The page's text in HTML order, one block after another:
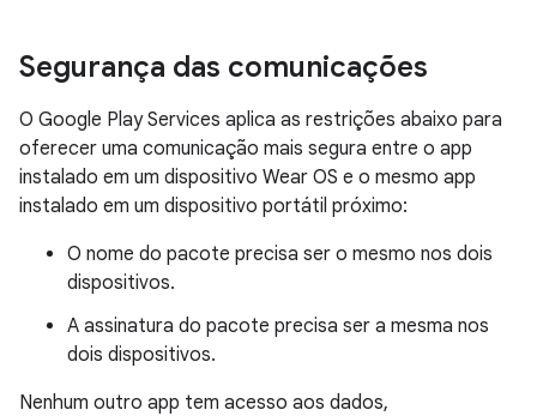
Segurança das comunicações
O Google Play Services aplica as restrições abaixo para
oferecer uma comunicação mais segura entre o app
instalado em um dispositivo Wear OS e o mesmo app
instalado em um dispositivo portátil próximo:
O nome do pacote precisa ser o mesmo nos dois
dispositivos.
A assinatura do pacote precisa ser a mesma nos
dois dispositivos.
Nenhum outro app tem acesso aos dados,